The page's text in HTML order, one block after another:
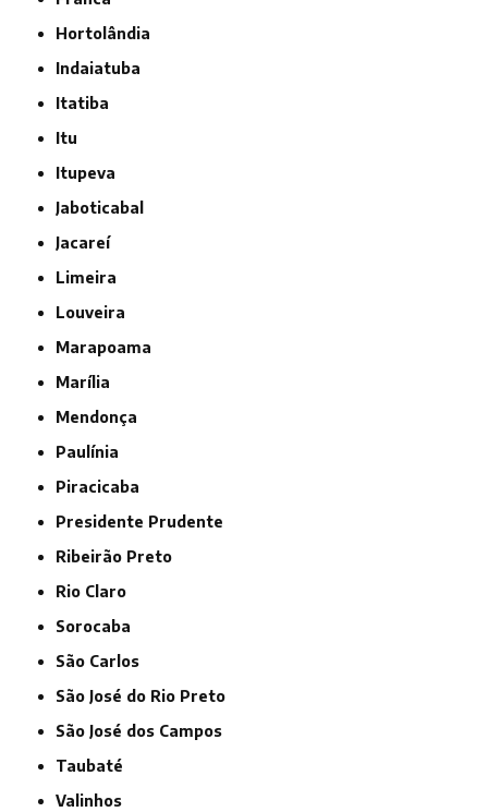
Hortolândia
Indaiatuba
Itatiba
Itu
Itupeva
Jaboticabal
Jacareí
Limeira
Louveira
Marapoama
Marília
Mendonça
Paulínia
Piracicaba
Presidente Prudente
Ribeirão Preto
Rio Claro
Sorocaba
São Carlos
São José do Rio Preto
São José dos Campos
Taubaté
Valinhos